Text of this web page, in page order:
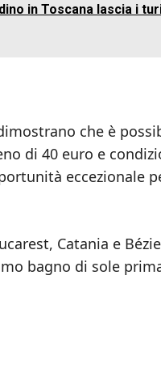
in Toscana lascia i
che è
di 40 euro e
Catania e
bagno di sole